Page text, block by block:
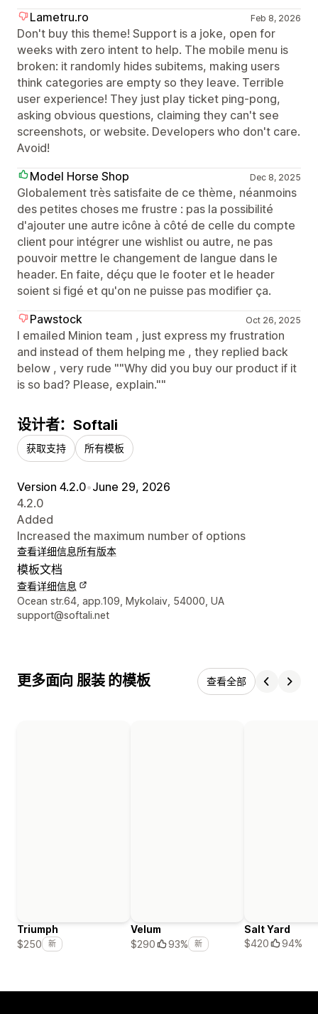
Lametru.ro Feb 8, 2026
Don't buy this theme! Support is a joke, open for
weeks with zero intent to help. The mobile menu is
broken: it randomly hides subitems, making users
think categories are empty so they leave. Terrible
user experience! They just play ticket ping-pong,
asking obvious questions, claiming they can't see
screenshots, or website. Developers who don't care.
Avoid!
Model Horse Shop
Dec 8, 2025
Globalement très satisfaite de ce thème, néanmoins
des petites choses me frustre : pas la possibilité
d'ajouter une autre icône à côté de celle du compte
client pour intégrer une wishlist ou autre, ne pas
pouvoir mettre le changement de langue dans le
header. En faite, déçu que le footer et le header
soient si figé et qu'on ne puisse pas modifier ça.
Pawstock
Oct 26, 2025
I emailed Minion team , just express my frustration
and instead of them helping me , they replied back
below , very rude ""Why did you buy our product if it
is so bad? Please, explain.""
设计者：Softali
获取支持 所有模板
Version 4.2.0•June 29, 2026
4.2.0
Added
Increased the maximum number of options
查看详细信息所有版本
模板文档
查看详细信息
设计师联系方式
Ocean str.64, app.109, Mykolaiv, 54000, UA
support@softali.net
更多面向 服装 的模板 查看全部
Triumph
$250
新
Velum
$290
93% 新
Salt Yard
$420
94%